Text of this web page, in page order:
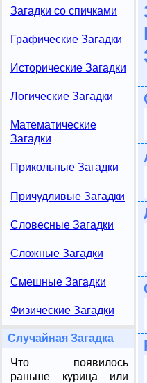
Загадки со спичками
Графические Загадки
Исторические Загадки
Логические Загадки
Математические
Загадки
Прикольные Загадки
Причудливые Загадки
Словесные Загадки
Сложные Загадки
Смешные Загадки
Физические Загадки
Случайная Загадка
Что появилось
раньше курица или